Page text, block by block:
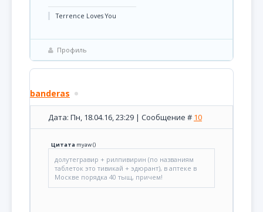
Terrence Loves You
Профиль
banderas
Дата: Пн, 18.04.16, 23:29 | Сообщение # 10
Цитата myaw()
долутегравир + рилпивирин (по названиям
таблеток это тивикай + эдюрант), в аптеке в
Москве порядка 40 тыщ, причем!